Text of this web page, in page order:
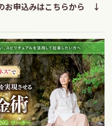
お申込みはこちらから ↓